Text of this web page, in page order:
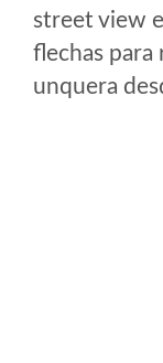
street view
flechas para
unquera